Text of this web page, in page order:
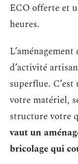
ECO offerte et
heures.
d’activité
superflue.
votre matériel,
structure votre
vaut un
bricolage qui